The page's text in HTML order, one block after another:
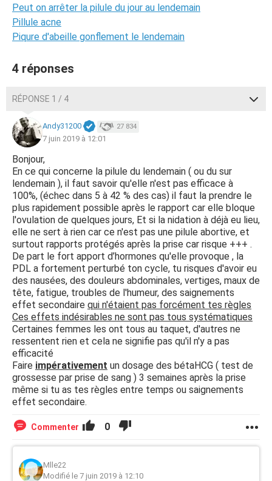
Peut on arrêter la pilule du jour au lendemain
Pillule acne
Piqure d'abeille gonflement le lendemain
4 réponses
RÉPONSE 1 / 4
Andy31200 27 834
7 juin 2019 à 12:01
Bonjour,
En ce qui concerne la pilule du lendemain ( ou du sur
lendemain ), il faut savoir qu'elle n'est pas efficace à
100%, (échec dans 5 à 42 % des cas) il faut la prendre le
plus rapidement possible après le rapport car elle bloque
l'ovulation de quelques jours, Et si la nidation à déjà eu lieu,
elle ne sert à rien car ce n'est pas une pilule abortive, et
surtout rapports protégés après la prise car risque +++ .
De part le fort apport d’hormones qu'elle provoque , la
PDL a fortement perturbé ton cycle, tu risques d'avoir eu
des nausées, des douleurs abdominales, vertiges, maux de
tête, fatigue, troubles de l'humeur, des saignements
effet secondaire qui n'étaient pas forcément tes règles
Ces effets indésirables ne sont pas tous systématiques
Certaines femmes les ont tous au taquet, d'autres ne
ressentent rien et cela ne signifie pas qu'il n'y a pas
efficacité
Faire impérativement un dosage des bétaHCG ( test de
grossesse par prise de sang ) 3 semaines après la prise
même si tu as tes règles entre temps ou saignements
effet secondaire.
Commenter 0
Mlle22
Modifié le 7 juin 2019 à 12:10